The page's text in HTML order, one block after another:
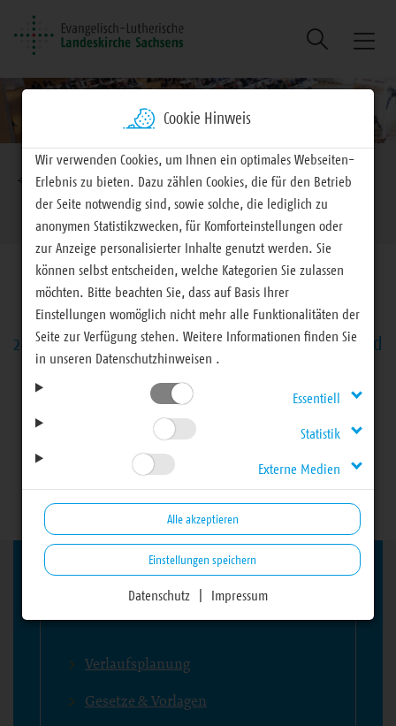
Suche
Brotkrumennavigation
EVLKS - engagiert Landeskirche
Landessynode
Montag, 18. November 2024
28. Landessynode – Berichterstattung, Vorlagen und
28. Landessynode -
Herbsttagung 2024
Bereich
Verlaufsplanung
Gesetze & Vorlagen
Cookie Hinweis
Wir verwenden Cookies, um Ihnen ein optimales Webseiten-
Erlebnis zu bieten. Dazu zählen Cookies, die für den Betrieb
der Seite notwendig sind, sowie solche, die lediglich zu
anonymen Statistikzwecken, für Komforteinstellungen oder
zur Anzeige personalisierter Inhalte genutzt werden. Sie
können selbst entscheiden, welche Kategorien Sie zulassen
möchten. Bitte beachten Sie, dass auf Basis Ihrer
Einstellungen womöglich nicht mehr alle Funktionalitäten der
Seite zur Verfügung stehen. Weitere Informationen finden Sie
in unseren Datenschutzhinweisen .
Essentiell
Statistik
Externe Medien
Alle akzeptieren
Einstellungen speichern
Datenschutz Impressum